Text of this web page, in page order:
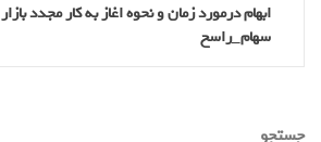
ابهام درمورد زمان و نحوه اغاز به کار مجدد بازار
سهام_راسخ
جستجو